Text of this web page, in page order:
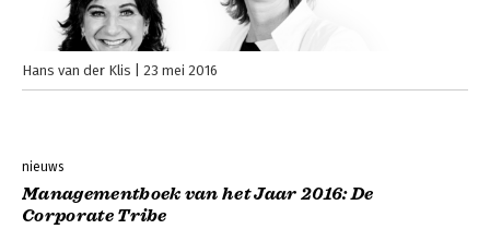
Hans van der Klis 23 mei 2016
nieuws
Managementboek van het Jaar 2016: De
Corporate Tribe